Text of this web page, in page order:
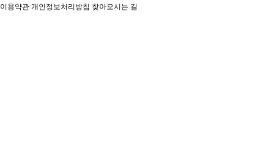
이용약관 개인정보처리방침 찾아오시는 길